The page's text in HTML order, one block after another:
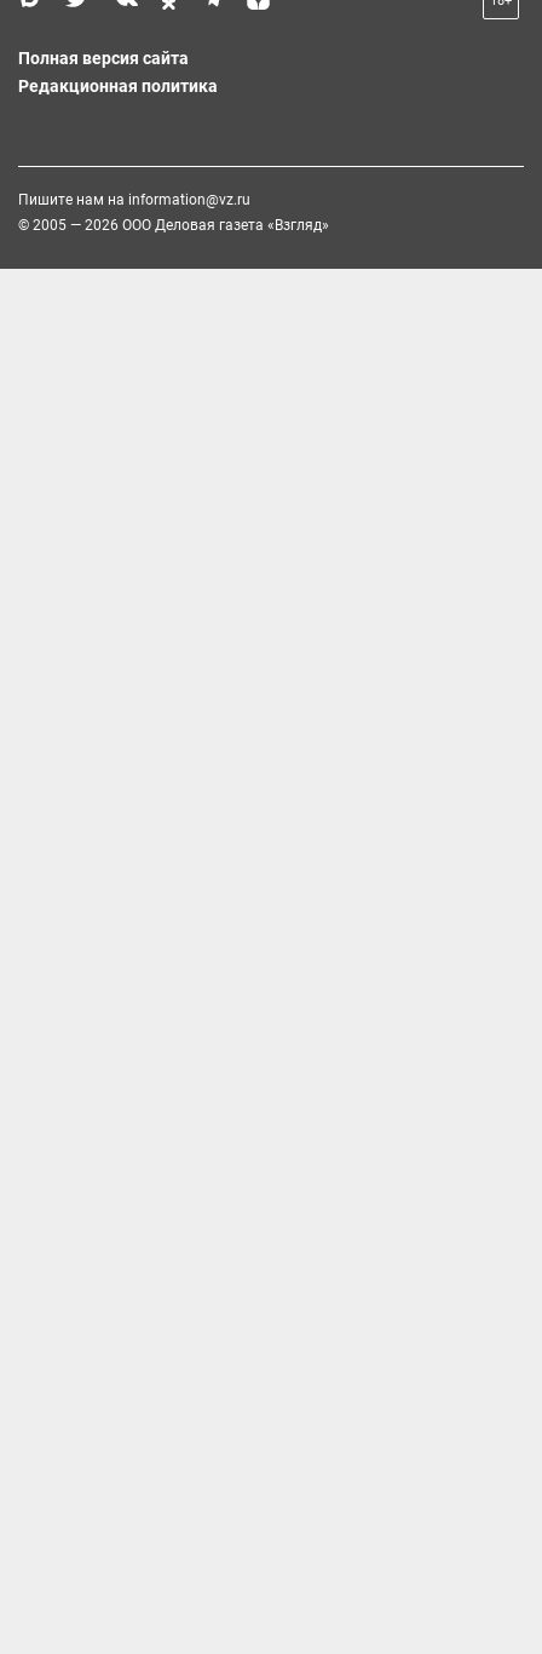
Полная версия сайта
Редакционная политика
Пишите нам на information@vz.ru
© 2005 — 2026 ООО Деловая газета «Взгляд»